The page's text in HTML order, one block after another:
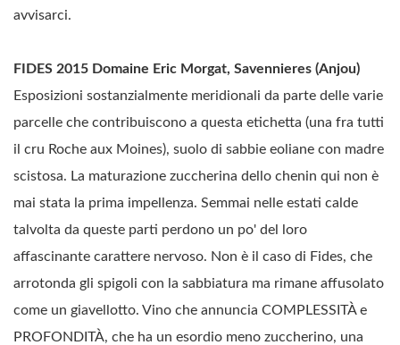
avvisarci.
FIDES 2015 Domaine Eric Morgat, Savennieres (Anjou)
Esposizioni sostanzialmente meridionali da parte delle varie
parcelle che contribuiscono a questa etichetta (una fra tutti
il cru Roche aux Moines), suolo di sabbie eoliane con madre
scistosa. La maturazione zuccherina dello chenin qui non è
mai stata la prima impellenza. Semmai nelle estati calde
talvolta da queste parti perdono un po' del loro
affascinante carattere nervoso. Non è il caso di Fides, che
arrotonda gli spigoli con la sabbiatura ma rimane affusolato
come un giavellotto. Vino che annuncia COMPLESSITÀ e
PROFONDITÀ, che ha un esordio meno zuccherino, una